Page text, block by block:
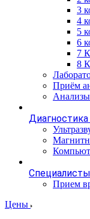
3
4
5
6
7
8
Приём
Диагностика
Специалисты
Прием
Цены